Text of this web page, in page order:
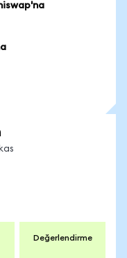
Değerlendirme